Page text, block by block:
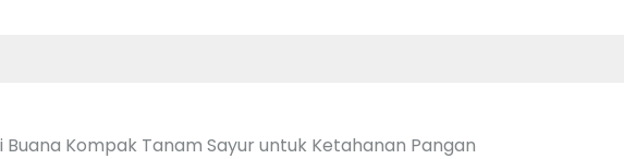
Kompak Tanam Sayur untuk Ketahanan Pangan